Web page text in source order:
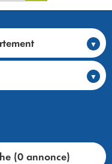
(0 annonce)